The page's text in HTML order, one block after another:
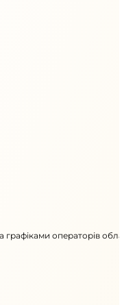
операторів